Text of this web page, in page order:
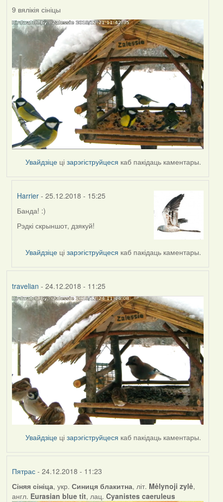
9 вялікія сініцы
Увайдзіце цізарэгіструйцеся каб пакідаць каментары.
Harrier - 25.12.2018 - 15:25
In
reply
travelian
Банда! :)
Рэдкі скрыншот, дзякуй!
Увайдзіце цізарэгіструйцеся каб пакідаць каментары.
travelian - 24.12.2018 - 11:25
Увайдзіце цізарэгіструйцеся каб пакідаць каментары.
Пятрас- 24.12.2018 - 11:23
Сіняя сініца, укр. Синиця блакитна, літ. Mėlynoji zylė,
англ. Eurasian blue tit, лац. Cyanistes caeruleus